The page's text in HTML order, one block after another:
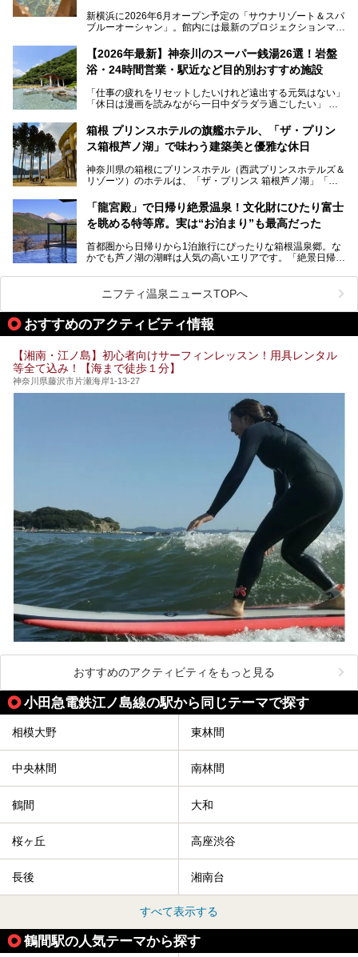
新横浜に2026年6月オープン予定の「サウナリゾート＆スパ
ブルーオーシャン」。館内には最新のプロジェクションマッ
的な“没入感（イマーシブ）”を体験できます。
今回は、そんな大注目の施設に一足先にお邪魔し、その全貌
を見学させていただきました！
サウナ室の中に咲き誇る桜、魚たちが泳ぐ水風呂、そしてバ
リのビーチを思わせる休憩スペース…。驚きの連続だった館
内の様子をレポートします！
【2026年最新】神奈川のスーパー銭湯26選！岩盤
浴・24時間営業・駅近など目的別おすすめ施設
「仕事の疲れをリセットしたいけれど遠出する元気はない」
「休日は漫画を読みながら一日中ダラダラ過ごしたい」
たい」
そんな「癒やされたい」という願いを叶えてくれるのが、神
神奈川県には、サウナや岩盤浴、一日中遊べるエンタメ施設
など、“非日常”を味わえるスーパー銭湯が数多く揃っていま
う」という人も多いはず。
そこで今回は、神奈川県内の人気施設26選を「安さ」「岩
業」「駅近」など、目的別に厳選して紹介します。
今の気分にぴったりの施設を見つけて、最高のリフレッシュ
箱根 プリンスホテルの旗艦ホテル、「ザ・プリン
ス箱根芦ノ湖」で味わう建築美と優雅な休日
神奈川県の箱根にプリンスホテル（西武プリンスホテルズ＆
リゾーツ）のホテルは、「ザ・プリンス 箱根芦ノ湖」「芦
「箱根仙石原プリンスホテル」と4軒あり、今回ご紹介する
「ザ・プリンス 箱根芦ノ湖」は、その中でもフラッグシッ
プ（旗艦）に位置づけられる特別なホテルです。
昭和の日本を代表する建築家の一人、村野藤吾が芦ノ湖の畔
に建てた桃源郷のようなホテルがここ。自家源泉の温泉や、
提供元：株式会社西武・プリンスホテルズワールドワイド
【PR】
この記事はザ・プリンス 箱根芦ノ湖のPR記事です。
「龍宮殿」で日帰り絶景温泉！文化財にひたり富士
を眺める特等席。実は“お泊まり”も最高だった
首都圏から日帰りから1泊旅行にぴったりな箱根温泉郷。な
かでも芦ノ湖の湖畔は人気の高いエリアです。「絶景日帰り
が楽しめるまさに眺望自慢の日帰り温泉。
そしてここは全24室の「箱根 芦ノ湖畔蛸川温泉 龍宮殿」と
して宿泊もできます。宿泊者は「龍宮殿本館」の営業時間に
加えて、朝6時からの宿泊者専用時間帯にも「龍宮殿本館」
のお風呂が利用できます。
今回は日帰り温泉としての「絶景日帰り温泉 龍宮殿本館
（以下、龍宮殿本館）」と、旅館としての「箱根 芦ノ湖畔
蛸川温泉 龍宮殿（以下、龍宮殿）」の両方の魅力をたっぷ
りお伝えします！
ここは箱根神社、九頭龍神社、白龍神社、箱根元宮と箱根の
4つの神社に囲まれたパワースポットです。
提供元：株式会社西武・プリンスホテルズワールドワイド
この記事は箱根 芦ノ湖畔蛸川温泉 龍宮殿のPR記事です。
ニフティ温泉ニュースTOPへ
おすすめのアクティビティ情報
【湘南・江ノ島】初心者向けサーフィンレッスン！用具レンタル
等全て込み！【海まで徒歩１分】
神奈川県藤沢市片瀬海岸1-13-27
おすすめのアクティビティをもっと見る
小田急電鉄江ノ島線の駅から同じテーマで探す
相模大野 東林間
中央林間 南林間
鶴間 大和
桜ヶ丘 高座渋谷
長後 湘南台
すべて表示する
鶴間駅の人気テーマから探す